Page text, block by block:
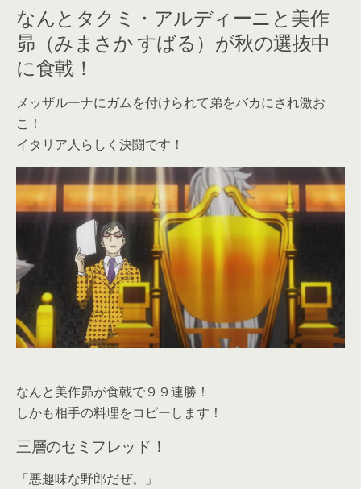
なんとタクミ・アルディーニと美作
昴（みまさか すばる）が秋の選抜中
に食戟！
メッザルーナにガムを付けられて弟をバカにされ激お
こ！
イタリア人らしく決闘です！
なんと美作昴が食戟で９９連勝！
しかも相手の料理をコピーします！
三層のセミフレッド！
「悪趣味な野郎だぜ。」